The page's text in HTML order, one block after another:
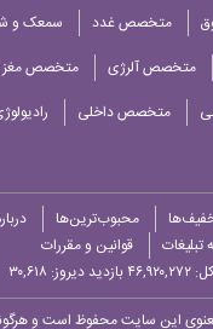
متخصص غدد
سمعک و
متخصص آلرژی
متخصص مغز
متخصص داخلی
محبوب‌ترین‌ها
تبلیغات
قوانین و مقررات
بازدید دیروز: ۳۰,۶۱۸
این سایت محفوظ است و